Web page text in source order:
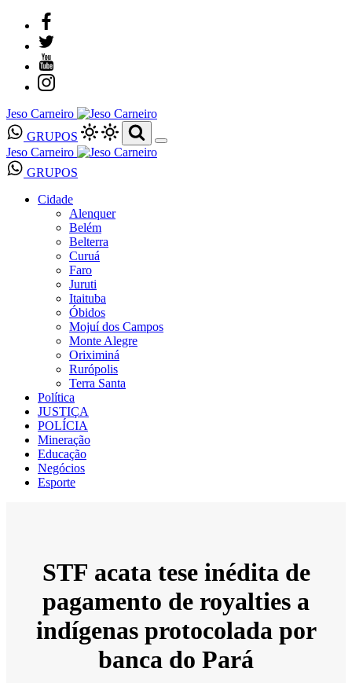
Jeso Carneiro
GRUPOS
Jeso Carneiro
GRUPOS
Cidade
Alenquer
Belém
Belterra
Curuá
Faro
Juruti
Itaituba
Óbidos
Mojuí dos Campos
Monte Alegre
Oriximiná
Rurópolis
Terra Santa
Política
JUSTIÇA
POLÍCIA
Mineração
Educação
Negócios
Esporte
STF acata tese inédita de
pagamento de royalties a
indígenas protocolada por
banca do Pará